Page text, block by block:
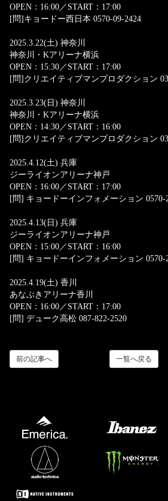
OPEN：16:00／START：17:00
[問]キョードー西日本 0570-09-2424
2025.3.22(土) 神奈川
神奈川・Kアリーナ横浜
OPEN：15:30／START：17:00
[問]クリエイティブマンプロダクション
2025.3.23(日) 神奈川
神奈川・Kアリーナ横浜
OPEN：14:30／START：16:00
[問]クリエイティブマンプロダクション
2025.4.12(土) 兵庫
ジーライオンアリーナ神戸
OPEN：16:00／START：17:00
[問] キョードーインフォメーション 0570-
2025.4.13(日) 兵庫
ジーライオンアリーナ神戸
OPEN：15:00／START：16:00
[問] キョードーインフォメーション 0570-
2025.4.19(土) 香川
あなぶきアリーナ香川
OPEN：16:00／START：17:00
[問] デューク高松 087-822-2520
一覧へ戻る
前の記事へ